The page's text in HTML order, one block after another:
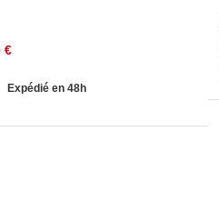
€
Expédié en 48h